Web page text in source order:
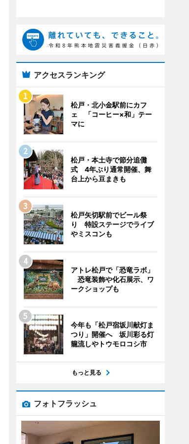
アクセスランキング
松戸・北小金駅前にカフ
ェ 「コーヒー×和」テー
マに
松戸・本土寺で節分追儺
式 4年ぶり通常開催、舞
台上から豆まきも
松戸矢切駅前でビール祭
り 特設ステージでライブ
やミスコンも
アトレ松戸で「恐竜ラボ」
恐竜装飾や化石展示、ワ
ークショップも
今年も「松戸宿坂川献灯ま
つり」開催へ 坂川彩る灯
籠流しやトウモロコシ市
もっと見る
フォトフラッシュ